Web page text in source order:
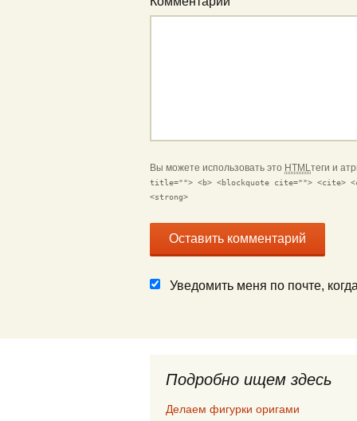
Вы можете использовать это HTMLтеги и
title=""> <b> <blockquote cite=""> <cite>
<strong>
Уведомить меня по почте,
Подробно ищем здесь
Делаем фигурки оригами